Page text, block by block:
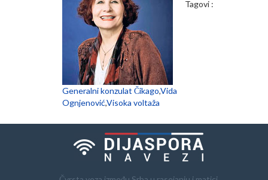
Tagovi :
Generalni konzulat Čikago,Vida
Ognjenović,Visoka voltaža